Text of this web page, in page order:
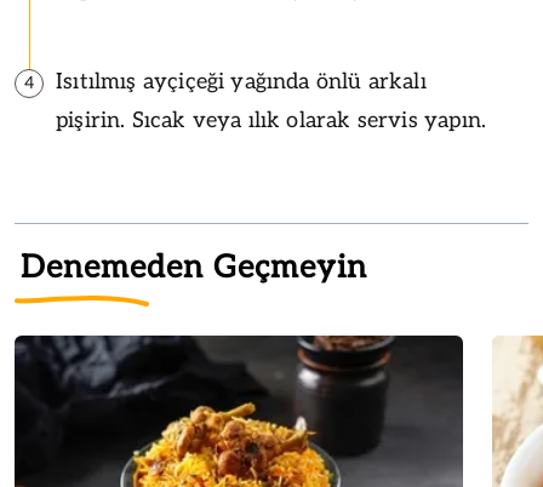
4
Isıtılmış ayçiçeği yağında önlü arkalı
pişirin. Sıcak veya ılık olarak servis yapın.
Denemeden Geçmeyin